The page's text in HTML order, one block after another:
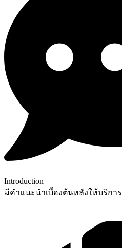
Introduction
มีคำแนะนำเบื้องต้นหลังให้บริการ